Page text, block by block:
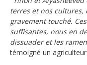
terres et nos cultures,
gravement touché.
suffisantes, nous en
dissuader et les
témoigné un